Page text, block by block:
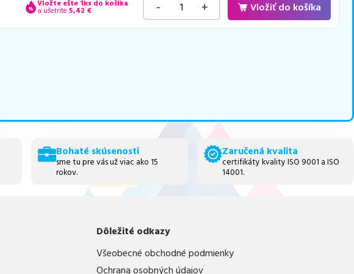
Vložte ešte 1ks do košíka
a ušetríte 5,42 € - + Vložiť do košíka
Bohaté skúsenosti
sme tu pre vás už viac ako 15
rokov.
Zaručená kvalita
certifikáty kvality ISO 9001 a ISO
14001.
Dôležité odkazy
Všeobecné obchodné podmienky
Ochrana osobných údajov